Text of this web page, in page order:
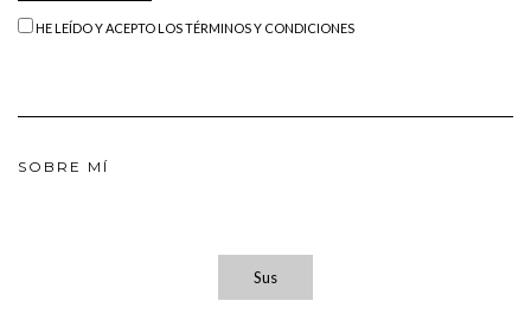
HE LEÍDO Y ACEPTO LOS TÉRMINOS Y CONDICIONES
SOBRE MÍ
Sus